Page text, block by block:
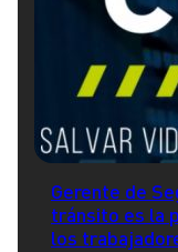
Gerente de
tránsito es la
los